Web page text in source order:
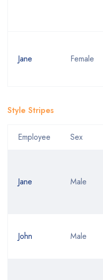
Jane Female
Style Stripes
Employee Sex
Jane Male
John Male